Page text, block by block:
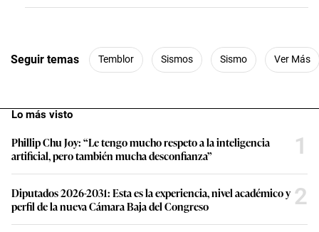
Seguir temas Temblor Sismos Sismo Ver Más
Lo más visto
Phillip Chu Joy: “Le tengo mucho respeto a la inteligencia
artificial, pero también mucha desconfianza”
1
Diputados 2026-2031: Esta es la experiencia, nivel académico y
perfil de la nueva Cámara Baja del Congreso
2